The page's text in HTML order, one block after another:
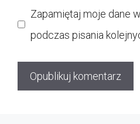
Zapamiętaj moje dane
podczas pisania